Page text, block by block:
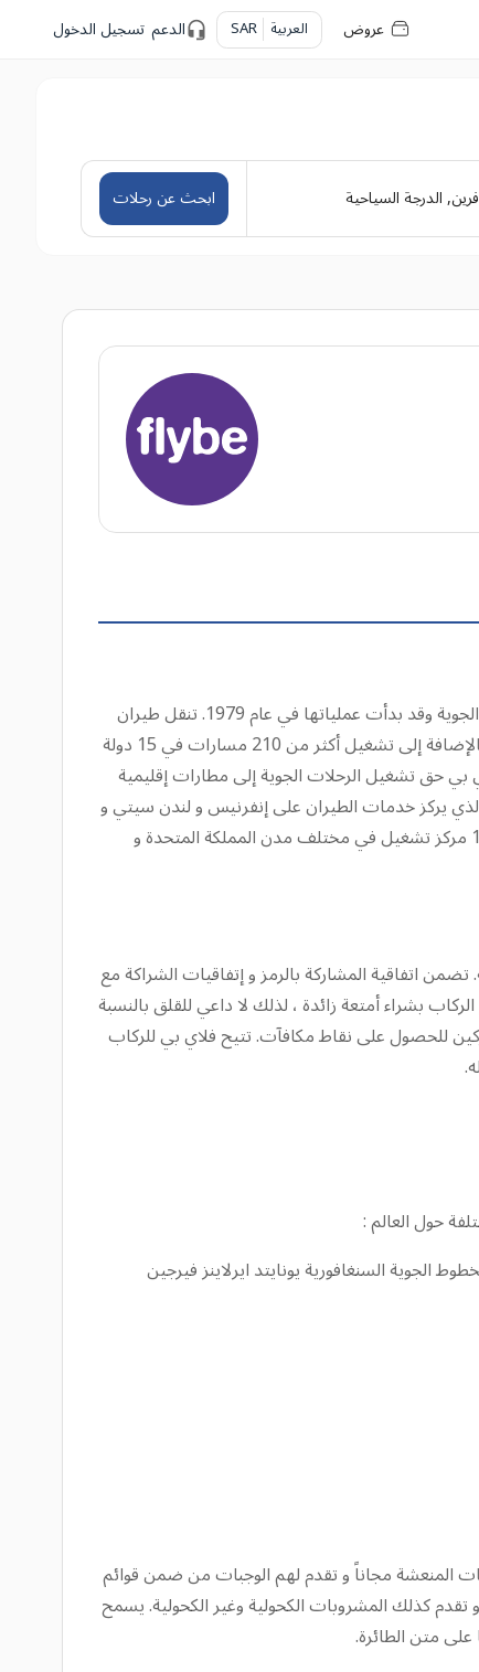
عروض العربية SAR الدعم تسجيل الدخول
,الدرجة السياحية ابحث عن رحلات
طيران فلاي بي هي أكبر شركة طيران إقليمية مستقلة في أوروبا، و نشأت نتيجة عملية اندماج بين طيران انترا و إكسبريس للخدمات الجوية وقد بدأت عملياتها في عام 1979. تنقل طيران
فلاي بي قرابة 8 ملايين شخص سنوياً من أكثر من 81 مطار في أنحاء المملكة المتحدة و أوروبا، و تقدم خدماتها الجوية إلى 85 وجهة بالإضافة إلى تشغيل أكثر من 210 مسارات في 15 دولة
بي حق تشغيل الرحلات الجوية إلى مطارات إقليمية
الذي يركز خدمات الطيران على إنفرنيس و لندن سيتي و
جيرسي. يعتبر مطاري مانشستر (MAN) و برمنغهام (BHX) المطارين الرئيسيين للعمليات التشغيلية لطيران فلاي بي بالإضافة إلى 11 مركز تشغيل في مختلف مدن المملكة المتحدة و
اتفاقية المشاركة بالرمز و إتفاقيات الشراكة مع
بشراء أمتعة زائدة ، لذلك لا داعي للقلق بالنسبة
للحصول على نقاط مكافآت. تتيح فلاي بي للركاب
حول العالم :
الجوية السنغافورية يونايتد ايرلاينز فيرجين
المنعشة مجاناً و تقدم لهم الوجبات من ضمن قوائم
كذلك المشروبات الكحولية وغير الكحولية. يسمح